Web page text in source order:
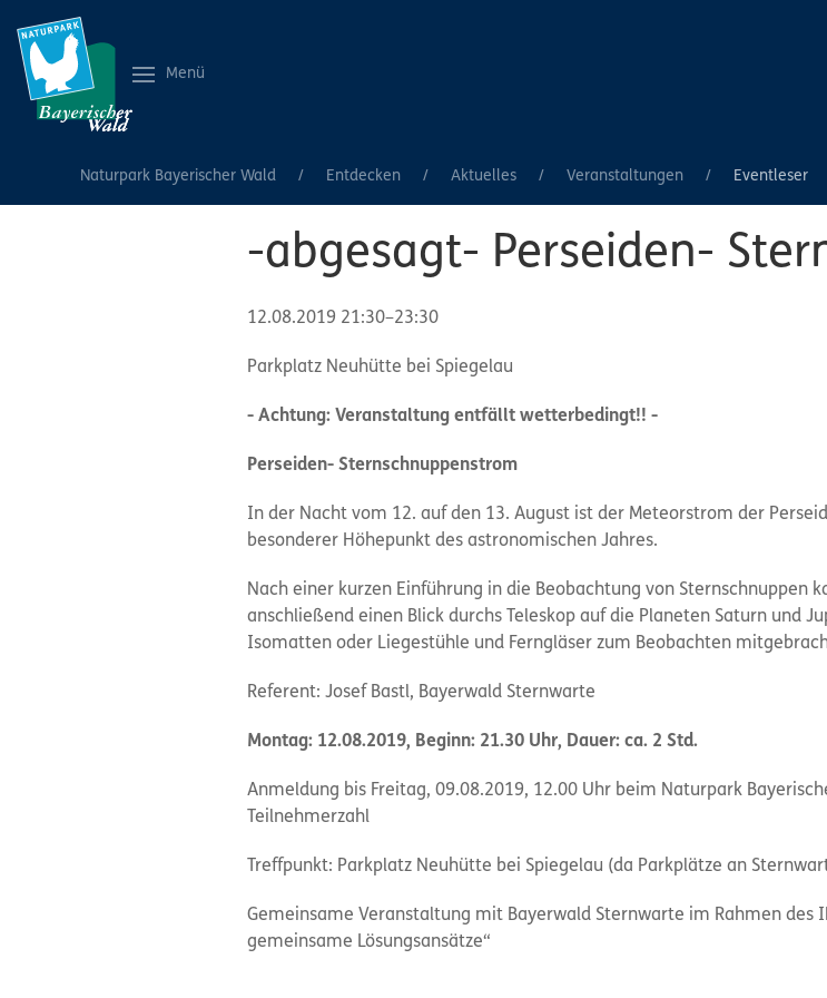
Menü
Naturpark Bayerischer Wald Entdecken Aktuelles Veranstaltungen Eventleser
-abgesagt- Perseiden-
12.08.2019 21:30–23:30
Parkplatz Neuhütte bei Spiegelau
- Achtung: Veranstaltung entfällt wetterbedingt!! -
Perseiden- Sternschnuppenstrom
In der Nacht vom 12. auf den 13. August ist der Meteorstrom der
besonderer Höhepunkt des astronomischen Jahres.
Nach einer kurzen Einführung in die Beobachtung von Sternschnuppen
anschließend einen Blick durchs Teleskop auf die Planeten Saturn und
Isomatten oder Liegestühle und Ferngläser zum Beobachten
Referent: Josef Bastl, Bayerwald Sternwarte
Montag: 12.08.2019, Beginn: 21.30 Uhr, Dauer: ca. 2 Std.
Anmeldung bis Freitag, 09.08.2019, 12.00 Uhr beim Naturpark
Teilnehmerzahl
Treffpunkt: Parkplatz Neuhütte bei Spiegelau (da Parkplätze an
Gemeinsame Veranstaltung mit Bayerwald Sternwarte im Rahmen des
gemeinsame Lösungsansätze“